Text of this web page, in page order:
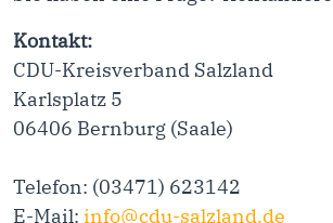
Kontakt:
CDU-Kreisverband Salzland
Karlsplatz 5
06406 Bernburg (Saale)
Telefon: (03471) 623142
E-Mail: info@cdu-salzland.de